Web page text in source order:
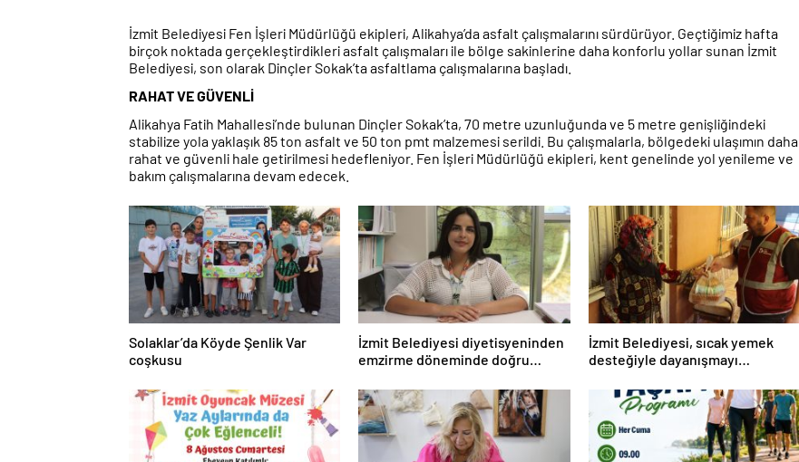
İzmit Belediyesi Fen İşleri Müdürlüğü ekipleri, Alikahya’da asfalt çalışmalarını sürdürüyor. Geçtiğimiz hafta
birçok noktada gerçekleştirdikleri asfalt çalışmaları ile bölge sakinlerine daha konforlu yollar sunan İzmit
Belediyesi, son olarak Dinçler Sokak’ta asfaltlama çalışmalarına başladı.
RAHAT VE GÜVENLİ
Alikahya Fatih Mahallesi’nde bulunan Dinçler Sokak’ta, 70 metre uzunluğunda ve 5 metre genişliğindeki
stabilize yola yaklaşık 85 ton asfalt ve 50 ton pmt malzemesi serildi. Bu çalışmalarla, bölgedeki ulaşımın daha
rahat ve güvenli hale getirilmesi hedefleniyor. Fen İşleri Müdürlüğü ekipleri, kent genelinde yol yenileme ve
bakım çalışmalarına devam edecek.
Solaklar’da Köyde Şenlik Var
coşkusu
İzmit Belediyesi diyetisyeninden
emzirme döneminde doğru
İzmit Belediyesi, sıcak yemek
desteğiyle dayanışmayı